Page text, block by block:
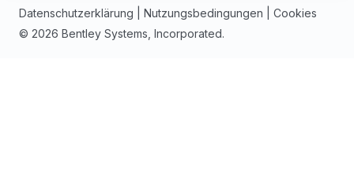
© 2026 Bentley Systems, Incorporated.
Datenschutzerklärung Nutzungsbedingungen Cookies